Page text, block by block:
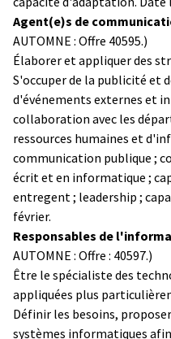
Agent(e)s de
AUTOMNE : Offre 40595.)
Élaborer et appliquer des
S'occuper de la publicité et
d'événements externes et
collaboration avec les
ressources humaines et
communication publique ;
écrit et en informatique ;
entregent ; leadership ;
février.
Responsables de
AUTOMNE : Offre : 40597.)
Être le spécialiste des
appliquées plus
Définir les besoins,
systèmes informatiques